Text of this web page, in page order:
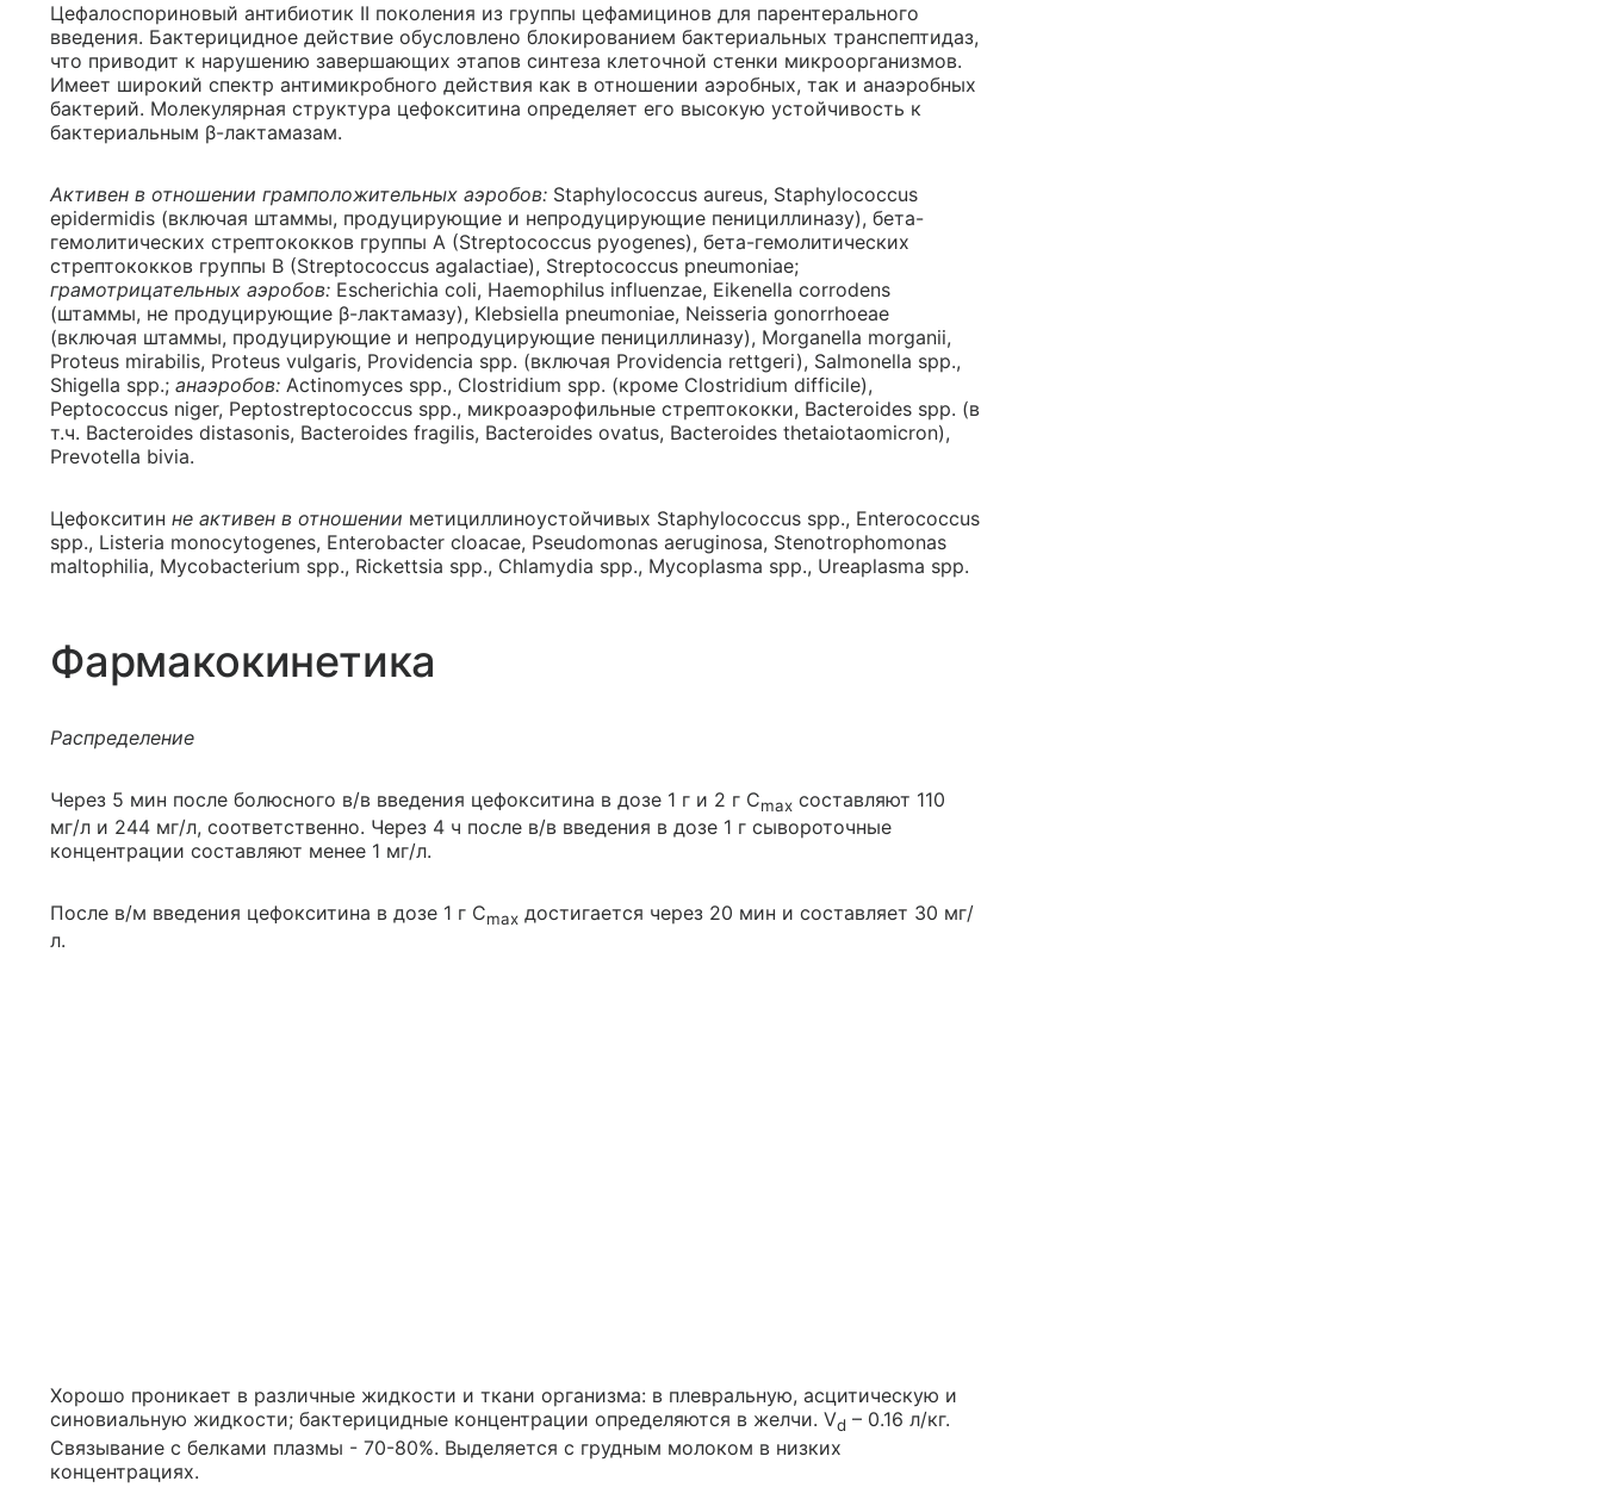
Цефалоспориновый антибиотик II поколения из группы цефамицинов для парентерального
введения. Бактерицидное действие обусловлено блокированием бактериальных транспептидаз,
что приводит к нарушению завершающих этапов синтеза клеточной стенки микроорганизмов.
Имеет широкий спектр антимикробного действия как в отношении аэробных, так и анаэробных
бактерий. Молекулярная структура цефокситина определяет его высокую устойчивость к
бактериальным β-лактамазам.
Активен в отношении грамположительных аэробов: Staphylococcus aureus, Staphylococcus
epidermidis (включая штаммы, продуцирующие и непродуцирующие пенициллиназу), бета-
гемолитических стрептококков группы А (Streptococcus pyogenes), бета-гемолитических
стрептококков группы В (Streptococcus agalactiae), Streptococcus pneumoniae;
грамотрицательных аэробов: Escherichia coli, Haemophilus influenzae, Eikenella corrodens
(штаммы, не продуцирующие β-лактамазу), Klebsiella pneumoniae, Neisseria gonorrhoeae
(включая штаммы, продуцирующие и непродуцирующие пенициллиназу), Morganella morganii,
Proteus mirabilis, Proteus vulgaris, Providencia spp. (включая Providencia rettgeri), Salmonella spp.,
Shigella spp.; анаэробов: Actinomyces spp., Clostridium spp. (кроме Clostridium difficile),
Peptococcus niger, Peptostreptococcus spp., микроаэрофильные стрептококки, Bacteroides spp. (в
т.ч. Bacteroides distasonis, Bacteroides fragilis, Bacteroides ovatus, Bacteroides thetaiotaomicron),
Prevotella bivia.
Цефокситин не активен в отношении метициллиноустойчивых Staphylococcus spp., Enterococcus
spp., Listeria monocytogenes, Enterobacter cloacae, Pseudomonas aeruginosa, Stenotrophomonas
maltophilia, Mycobacterium spp., Rickettsia spp., Chlamydia spp., Mycoplasma spp., Ureaplasma spp.
Фармакокинетика
Распределение
Через 5 мин после болюсного в/в введения цефокситина в дозе 1 г и 2 г Cmax составляют 110
мг/л и 244 мг/л, соответственно. Через 4 ч после в/в введения в дозе 1 г сывороточные
концентрации составляют менее 1 мг/л.
После в/м введения цефокситина в дозе 1 г Cmax достигается через 20 мин и составляет 30 мг/
л.
Хорошо проникает в различные жидкости и ткани организма: в плевральную, асцитическую и
синовиальную жидкости; бактерицидные концентрации определяются в желчи. Vd – 0.16 л/кг.
Связывание с белками плазмы - 70-80%. Выделяется с грудным молоком в низких
концентрациях.